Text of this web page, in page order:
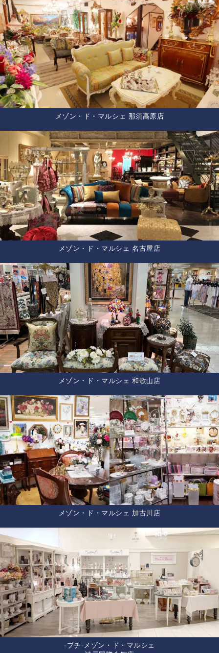
メゾン・ド・マルシェ 那須高原店
メゾン・ド・マルシェ 名古屋店
メゾン・ド・マルシェ 和歌山店
メゾン・ド・マルシェ 加古川店
-プチ-メゾン・ド・マルシェ